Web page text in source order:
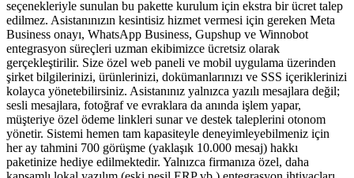
seçenekleriyle sunulan bu pakette kurulum için ekstra bir ücret talep
edilmez. Asistanınızın kesintisiz hizmet vermesi için gereken Meta
Business onayı, WhatsApp Business, Gupshup ve Winnobot
entegrasyon süreçleri uzman ekibimizce ücretsiz olarak
gerçekleştirilir. Size özel web paneli ve mobil uygulama üzerinden
şirket bilgilerinizi, ürünlerinizi, dokümanlarınızı ve SSS içeriklerinizi
kolayca yönetebilirsiniz. Asistanınız yalnızca yazılı mesajlara değil;
sesli mesajlara, fotoğraf ve evraklara da anında işlem yapar,
müşteriye özel ödeme linkleri sunar ve destek taleplerini otonom
yönetir. Sistemi hemen tam kapasiteyle deneyimleyebilmeniz için
her ay tahmini 700 görüşme (yaklaşık 10.000 mesaj) hakkı
paketinize hediye edilmektedir. Yalnızca firmanıza özel, daha